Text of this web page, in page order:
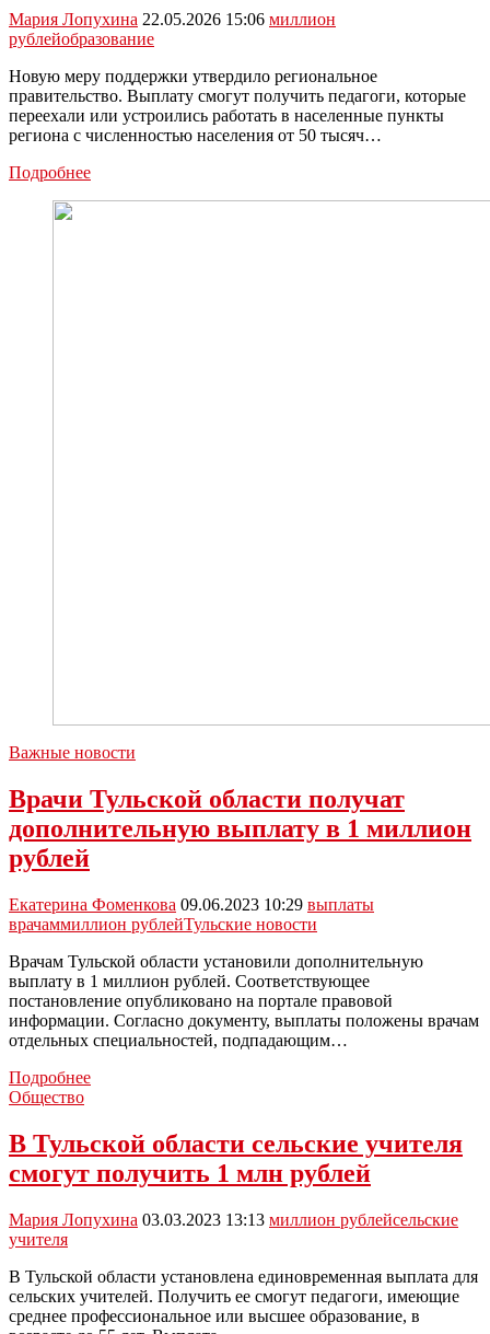
Мария Лопухина 22.05.2026 15:06 миллион
рублейобразование
Новую меру поддержки утвердило региональное
правительство. Выплату смогут получить педагоги, которые
переехали или устроились работать в населенные пункты
региона с численностью населения от 50 тысяч…
ПодробнееВ
Важные новости
Врачи Тульской области получат
дополнительную выплату в 1 миллион
рублей
Екатерина Фоменкова 09.06.2023 10:29 выплаты
врачаммиллион рублейТульские новости
Врачам Тульской области установили дополнительную
выплату в 1 миллион рублей. Соответствующее
постановление опубликовано на портале правовой
информации. Согласно документу, выплаты положены врачам
отдельных специальностей, подпадающим…
ПодробнееВрачи
получат
дополнительную
выплату
1
миллион
Общество
В Тульской области сельские учителя
смогут получить 1 млн рублей
Мария Лопухина 03.03.2023 13:13 миллион рублейсельские
учителя
В Тульской области установлена единовременная выплата для
сельских учителей. Получить ее смогут педагоги, имеющие
среднее профессиональное или высшее образование, в